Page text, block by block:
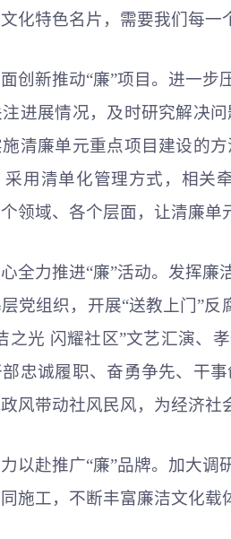
化特色名片，需要我们每一
创新推动“廉”项目。进一
进展情况，及时研究解决
清廉单元重点项目建设的
用清单化管理方式，相关
领域、各个层面，让清廉单
心全力推进“廉”活动。发挥
党组织，开展“送教上门”
之光 闪耀社区”文艺汇演、
忠诚履职、奋勇争先、干
风带动社风民风，为经济社
以赴推广“廉”品牌。加大调
施工，不断丰富廉洁文化载